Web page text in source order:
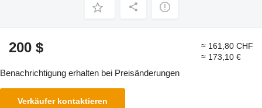
200 $
≈ 161,80 CHF
≈ 173,10 €
Benachrichtigung erhalten bei Preisänderungen
Verkäufer kontaktieren